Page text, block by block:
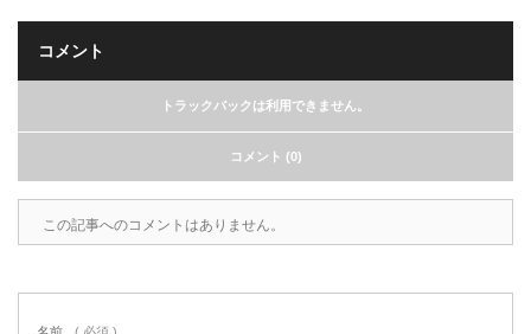
コメント
トラックバックは利用できません。
コメント (0)
この記事へのコメントはありません。